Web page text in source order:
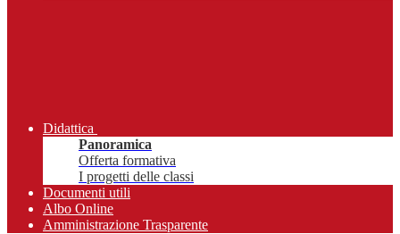
Didattica
Panoramica
Offerta formativa
I progetti delle classi
Documenti utili
Albo Online
Amministrazione Trasparente